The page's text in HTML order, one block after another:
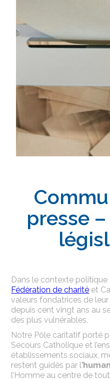
presse
Dans le contexte politique
Fédération de charité et
valeurs fondatrices de
depuis cent vingt ans au
des plus vulnérables.
Notre Pôle caritatif porté
Secours Catholique et
établissements sociaux,
restent guidés par l
l’Homme au centre de